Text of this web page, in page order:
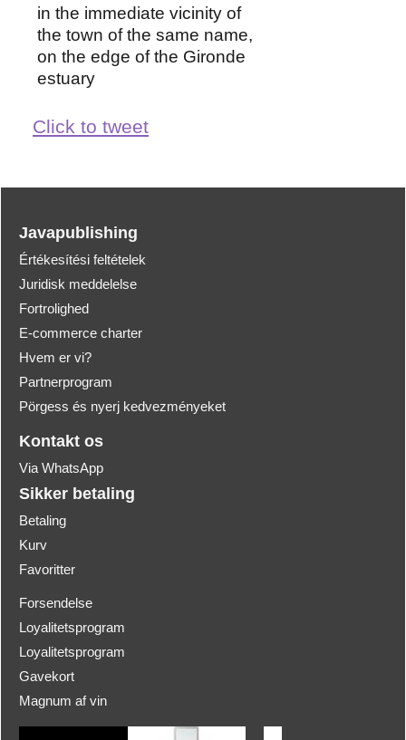
in the immediate vicinity of
the town of the same name,
on the edge of the Gironde
estuary
Click to tweet
Javapublishing
Értékesítési feltételek
Juridisk meddelelse
Fortrolighed
E-commerce charter
Hvem er vi?
Partnerprogram
Pörgess és nyerj kedvezményeket
Kontakt os
Via WhatsApp
Sikker betaling
Betaling
Kurv
Favoritter
Forsendelse
Loyalitetsprogram
Loyalitetsprogram
Gavekort
Magnum af vin